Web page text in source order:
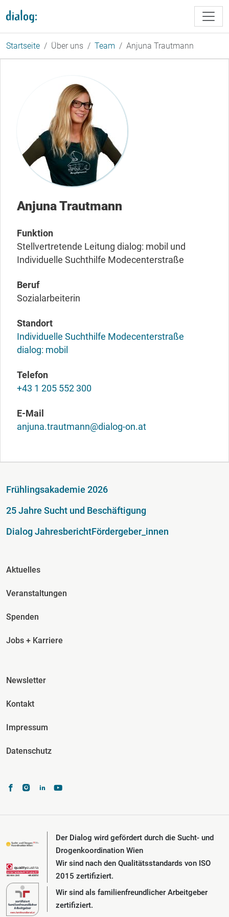
Startseite Über uns Team Anjuna Trautmann
Anjuna Trautmann
Funktion
Stellvertretende Leitung dialog: mobil und
Individuelle Suchthilfe Modecenterstraße
Beruf
Sozialarbeiterin
Standort
Individuelle Suchthilfe Modecenterstraße
dialog: mobil
Telefon
+43 1 205 552 300
E-Mail
anjuna.trautmann@dialog-on.at
Fußzeile
Frühlingsakademie 2026
25 Jahre Sucht und Beschäftigung
Dialog JahresberichtFördergeber_innen
Fusszeile Spalte 2
Aktuelles
Veranstaltungen
Spenden
Jobs + Karriere
Fusszeile Spalte 3
Newsletter
Kontakt
Impressum
Datenschutz
Der Dialog wird gefördert durch die Sucht- und
Drogenkoordination Wien
Wir sind nach den Qualitätsstandards von ISO
2015 zertifiziert.
Wir sind als familienfreundlicher Arbeitgeber
zertifiziert.